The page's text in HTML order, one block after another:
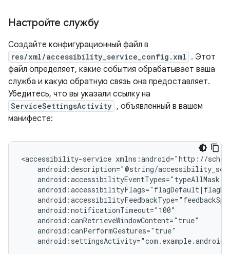
Настройте службу
Создайте конфигурационный файл в
res/xml/accessibility_service_config.xml . Этот
файл определяет, какие события обрабатывает ваша
служба и какую обратную связь она предоставляет.
Убедитесь, что вы указали ссылку на
ServiceSettingsActivity , объявленный в вашем
манифесте:
<accessibility-service